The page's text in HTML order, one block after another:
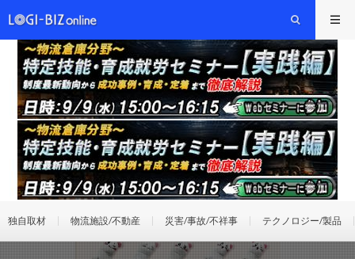
独自取材 物流施設/不動産 災害/事故/不祥事 テクノロジー/製品